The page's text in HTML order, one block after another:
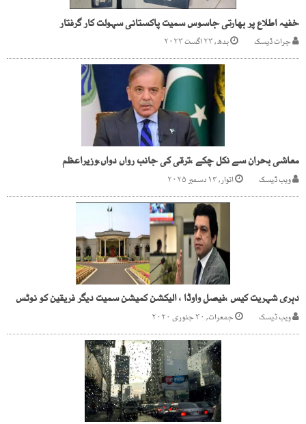
خفیہ اطلاع پر بھارتی جاسوس سمیت پاکستانی سہولت کار گرفتار
جرات ڈیسک بدھ, ۲۳ اگست ۲۰۲۳
معاشی بحران سے نکل چکے ،ترقی کی جانب رواں دواں،وزیراعظم
ویب ڈیسک اتوار, ۱۴ دسمبر ۲۰۲۵
دہری شہریت کیس ،فیصل واوڈا ، الیکشن کمیشن سمیت دیگر فریقین کو نوٹس
ویب ڈیسک جمعرات, ۳۰ جنوری ۲۰۲۰